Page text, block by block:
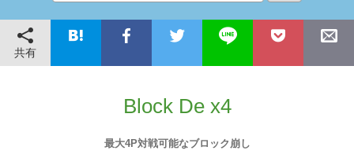
共有
Block De x4
最大4P対戦可能なブロック崩し